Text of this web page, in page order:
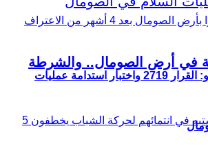
متلازمة مقديشو: القرار 2719 واختبار استدامة عمليات
في أرض الصومال.. والشرطة